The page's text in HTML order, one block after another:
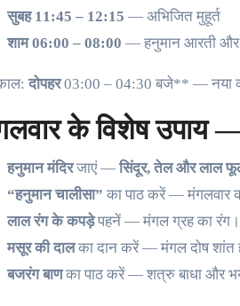
सुबह 11:45 – 12:15 — अभिजित मुहूर्त
शाम 06:00 – 08:00 — हनुमान आरती और
दोपहर03:00 – 04:30 बजे** — नया
के विशेष उपाय
हनुमान मंदिरजाएं —सिंदूर, तेल और लाल
“हनुमान चालीसा” का पाठ करें — मंगलवार
लाल रंग के कपड़ेपहनें — मंगल ग्रह का रंग।
मसूर की दालका दान करें — मंगल दोष शांत
बजरंग बाणका पाठ करें — शत्रु बाधा और भय